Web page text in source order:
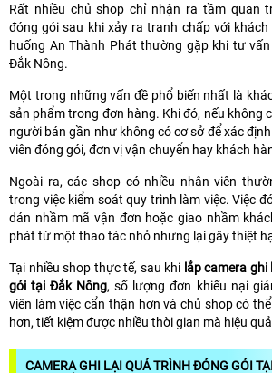
Rất nhiều chủ shop chỉ nhận ra tầm quan
đóng gói sau khi xảy ra tranh chấp với
huống An Thành Phát thường gặp khi tư
Đắk Nông.
Một trong những vấn đề phổ biến nhất là
sản phẩm trong đơn hàng. Khi đó, nếu không
người bán gần như không có cơ sở để xác
viên đóng gói, đơn vị vận chuyển hay khách
Ngoài ra, các shop có nhiều nhân viên
trong việc kiểm soát quy trình làm việc. Việc
dán nhầm mã vận đơn hoặc giao nhầm
phát từ một thao tác nhỏ nhưng lại gây thiệt
Tại nhiều shop thực tế, sau khi lắp camera
gói tại Đắk Nông, số lượng đơn khiếu nại
viên làm việc cẩn thận hơn và chủ shop có
hơn, tiết kiệm được nhiều thời gian mà hiệu
CAMERA GHI LẠI QUÁ TRÌNH ĐÓNG GÓI